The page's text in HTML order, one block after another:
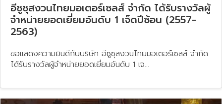
อีซูซุสงวนไทยมอเตอร์เซลส์ จำกัด ได้รับรางวัลผู้
จำหน่ายยอดเยี่ยมอันดับ 1 เจ็ดปีซ้อน (2557-
2563)
ขอแสดงความยินดีกับบริษัท อีซูซุสงวนไทยมอเตอร์เซลส์ จำกัด
ได้รับรางวัลผู้จำหน่ายยอดเยี่ยมอันดับ 1 เจ...